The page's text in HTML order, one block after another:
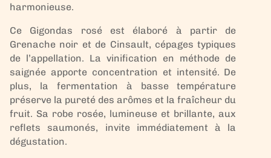
harmonieuse.
Ce Gigondas rosé est élaboré à partir de
Grenache noir et de Cinsault, cépages typiques
de l’appellation. La vinification en méthode de
saignée apporte concentration et intensité. De
plus, la fermentation à basse température
préserve la pureté des arômes et la fraîcheur du
fruit. Sa robe rosée, lumineuse et brillante, aux
reflets saumonés, invite immédiatement à la
dégustation.